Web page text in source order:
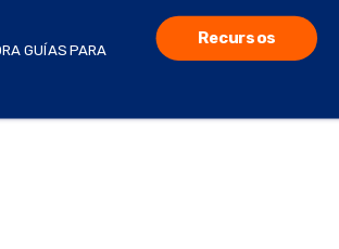
GUÍAS PARA
Recursos